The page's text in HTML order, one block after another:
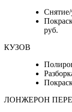
Снятие/
руб.
КУЗОВ
ЛОНЖЕРОН